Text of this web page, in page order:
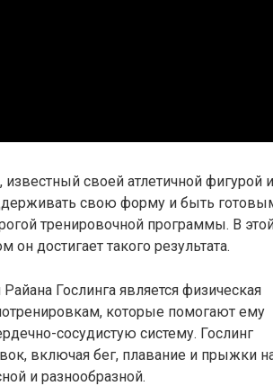
своей атлетичной фигурой и
свою форму и быть
тренировочной программы. В
достигает такого результата.
Гослинга является физическая
которые помогают ему
сосудистую систему. Гослинг
включая бег, плавание и прыжки
и разнообразной.